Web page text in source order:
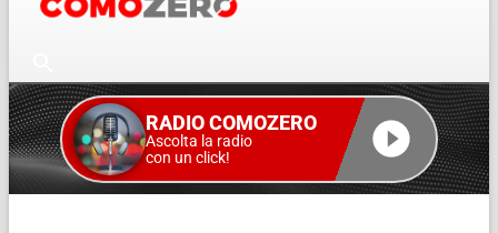
RADIO COMOZERO
Ascolta la radio
con un click!